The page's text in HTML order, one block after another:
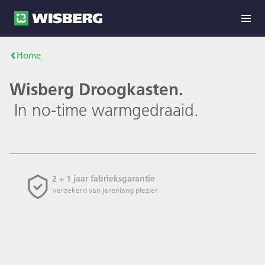
Home
Wisberg Droogkasten.
In no-time warmgedraaid.
2 + 1 jaar fabrieksgarantie
Verzekerd van jarenlang plezier.